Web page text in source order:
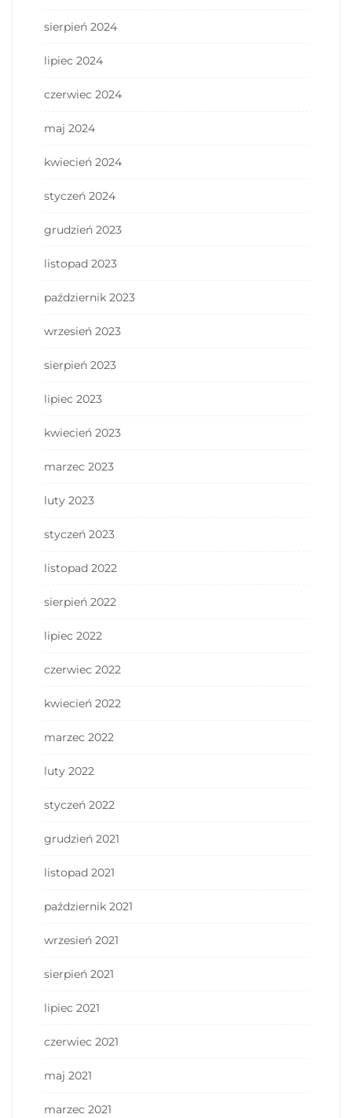
sierpień 2024
lipiec 2024
czerwiec 2024
maj 2024
kwiecień 2024
styczeń 2024
grudzień 2023
listopad 2023
październik 2023
wrzesień 2023
sierpień 2023
lipiec 2023
kwiecień 2023
marzec 2023
luty 2023
styczeń 2023
listopad 2022
sierpień 2022
lipiec 2022
czerwiec 2022
kwiecień 2022
marzec 2022
luty 2022
styczeń 2022
grudzień 2021
listopad 2021
październik 2021
wrzesień 2021
sierpień 2021
lipiec 2021
czerwiec 2021
maj 2021
marzec 2021